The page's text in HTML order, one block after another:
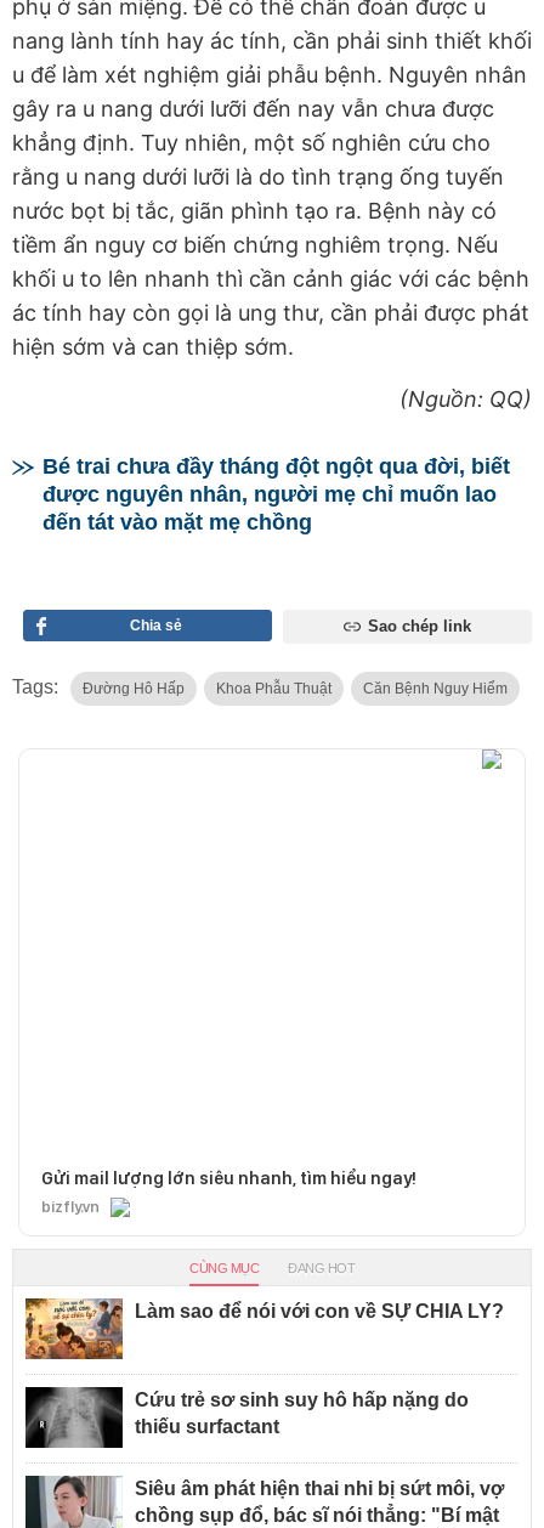
phụ ở sàn miệng. Để có thể chẩn đoán được u
nang lành tính hay ác tính, cần phải sinh thiết khối
u để làm xét nghiệm giải phẫu bệnh. Nguyên nhân
gây ra u nang dưới lưỡi đến nay vẫn chưa được
khẳng định. Tuy nhiên, một số nghiên cứu cho
rằng u nang dưới lưỡi là do tình trạng ống tuyến
nước bọt bị tắc, giãn phình tạo ra. Bệnh này có
tiềm ẩn nguy cơ biến chứng nghiêm trọng. Nếu
khối u to lên nhanh thì cần cảnh giác với các bệnh
ác tính hay còn gọi là ung thư, cần phải được phát
hiện sớm và can thiệp sớm.
(Nguồn: QQ)
Bé trai chưa đầy tháng đột ngột qua đời, biết
được nguyên nhân, người mẹ chỉ muốn lao
đến tát vào mặt mẹ chồng
Chia sẻ Sao chép link
Tags: Đường Hô Hấp Khoa Phẫu Thuật Căn Bệnh Nguy Hiểm
Gửi mail lượng lớn siêu nhanh, tìm hiểu ngay!
bizfly.vn
CÙNG MỤC ĐANG HOT
Làm sao để nói với con về SỰ CHIA LY?
Cứu trẻ sơ sinh suy hô hấp nặng do
thiếu surfactant
Siêu âm phát hiện thai nhi bị sứt môi, vợ
chồng sụp đổ, bác sĩ nói thẳng: "Bí mật